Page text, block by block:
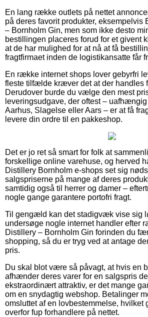
En lang række outlets på nettet
på deres favorit produkter, eksempelvis
– Bornholm Gin, men som ikke desto
bestillingen placeres forud for et givent
at de har mulighed for at nå at få
fragtfirmaet inden de logistikansatte får
En række internet shops lover gebyrfri
fleste tilfælde kræver det at der handles
Derudover burde du vælge den mest
leveringsudgave, der oftest –
Aarhus, Slagelse eller Aars – er at få
levere din ordre til en pakkeshop.
Det er jo ret så smart for folk at
forskellige online varehuse, og herved
Distillery Bornholm e-shops set sig
salgspriserne på mange af deres
samtidig også til herrer og damer –
nogle gange garantere portofri fragt.
Til gengæld kan det stadigvæk vise sig
undersøge nogle internet handler efter
Distillery – Bornholm Gin forinden du
shopping, så du er tryg ved at antage
pris.
Du skal blot være så påvagt, at hvis en
afhænder deres varer for en salgspris
ekstraordinært attraktiv, er det mange
om en snydagtig webshop. Betalinger
omsluttet af en lovbestemmelse, hvilket
overfor fup forhandlere på nettet.